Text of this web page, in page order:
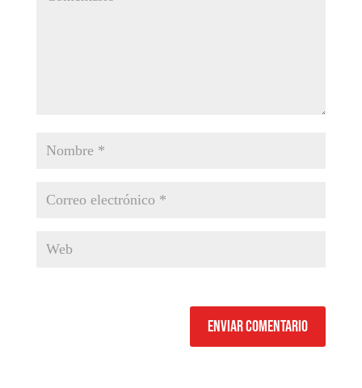
Enviar comentario